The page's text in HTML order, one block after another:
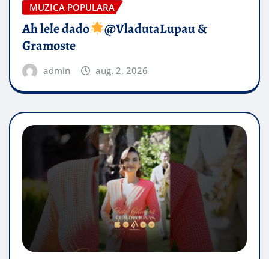
MUZICA POPULARA
Ah lele dado​
@VladutaLupau &
Gramoste
admin aug. 2, 2026